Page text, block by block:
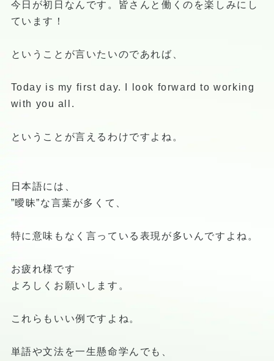
今日が初日なんです。皆さんと働くのを楽しみにし
ています！
ということが言いたいのであれば、
Today is my first day. I look forward to working
with you all.
ということが言えるわけですよね。
日本語には、
”曖昧”な言葉が多くて、
特に意味もなく言っている表現が多いんですよね。
お疲れ様です
よろしくお願いします。
これらもいい例ですよね。
単語や文法を一生懸命学んでも、